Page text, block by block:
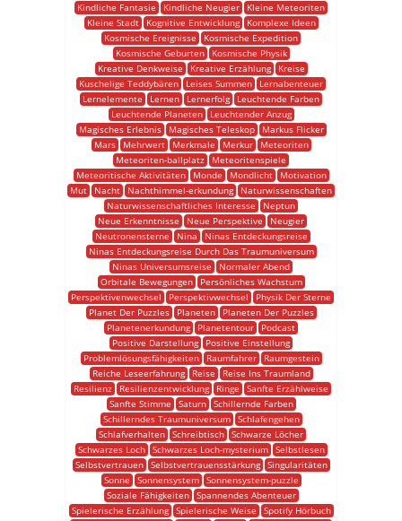
Kindliche Fantasie
Kindliche Neugier
Kleine Meteoriten
Kleine Stadt
Kognitive Entwicklung
Komplexe Ideen
Kosmische Ereignisse
Kosmische Expedition
Kosmische Geburten
Kosmische Physik
Kreative Denkweise
Kreative Erzählung
Kreise
Kuschelige Teddybären
Leises Summen
Lernabenteuer
Lernelemente
Lernen Lernerfolg
Leuchtende Farben
Leuchtende Planeten
Leuchtender Anzug
Magisches Erlebnis
Magisches Teleskop
Markus Flicker
Mars
Mehrwert Merkmale Merkur
Meteoriten
Meteoriten-ballplatz
Meteoritenspiele
Meteoritische Aktivitäten
Monde Mondlicht
Motivation
Mut
Nacht Nachthimmel-erkundung
Naturwissenschaften
Naturwissenschaftliches Interesse
Neptun
Neue Erkenntnisse
Neue Perspektive
Neugier
Neutronensterne
Nina
Ninas Entdeckungsreise
Ninas Entdeckungsreise Durch Das Traumuniversum
Ninas Universumsreise
Normaler Abend
Orbitale Bewegungen
Persönliches Wachstum
Perspektivenwechsel
Perspektivwechsel
Physik Der Sterne
Planet Der Puzzles
Planeten
Planeten Der Puzzles
Planetenerkundung
Planetentour
Podcast
Positive Darstellung
Positive Einstellung
Problemlösungsfähigkeiten
Raumfahrer
Raumgestein
Reiche Leseerfahrung
Reise
Reise Ins Traumland
Resilienz
Resilienzentwicklung Ringe
Sanfte Erzählweise
Sanfte Stimme
Saturn
Schillernde Farben
Schillerndes Traumuniversum
Schlafengehen
Schlafverhalten Schreibtisch Schwarze Löcher
Schwarzes Loch
Schwarzes Loch-mysterium
Selbstlesen
Selbstvertrauen
Selbstvertrauensstärkung
Singularitäten
Sonne
Sonnensystem
Sonnensystem-puzzle
Soziale Fähigkeiten
Spannendes Abenteuer
Spielerische Erzählung
Spielerische Weise
Spotify Hörbuch